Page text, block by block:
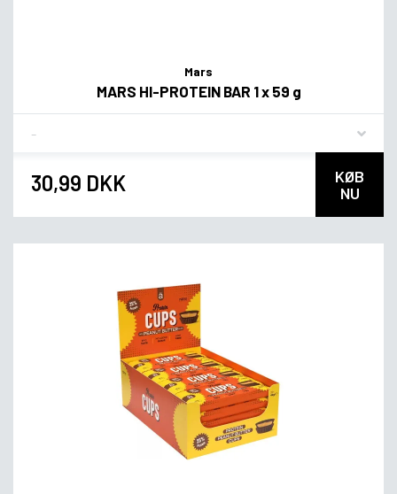
Mars
MARS HI-PROTEIN BAR 1 x 59 g
30,99 DKK
KØB
NU